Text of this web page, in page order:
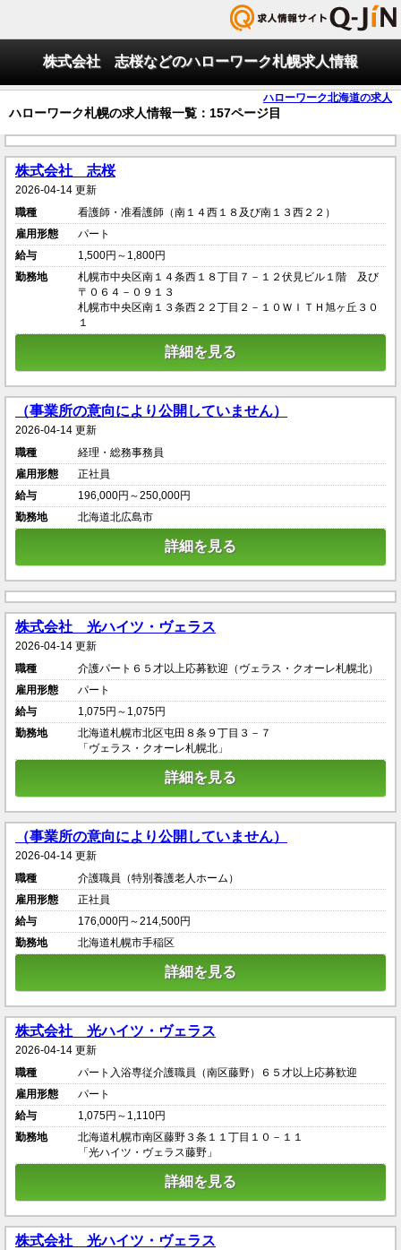
株式会社 志桜などのハローワーク札幌求人情報
ハローワーク北海道の求人
ハローワーク札幌の求人情報一覧：157ページ目
株式会社 志桜
2026-04-14 更新
職種
看護師・准看護師（南１４西１８及び南１３西２２）
雇用形態
パート
給与
1,500円～1,800円
勤務地
札幌市中央区南１４条西１８丁目７－１２伏見ビル１階 及び
〒０６４－０９１３
札幌市中央区南１３条西２２丁目２－１０ＷＩＴＨ旭ヶ丘３０
１
詳細を見る
（事業所の意向により公開していません）
2026-04-14 更新
職種
経理・総務事務員
雇用形態
正社員
給与
196,000円～250,000円
勤務地
北海道北広島市
詳細を見る
株式会社 光ハイツ・ヴェラス
2026-04-14 更新
職種
介護パート６５才以上応募歓迎（ヴェラス・クオーレ札幌北）
雇用形態
パート
給与
1,075円～1,075円
勤務地
北海道札幌市北区屯田８条９丁目３－７
「ヴェラス・クオーレ札幌北」
詳細を見る
（事業所の意向により公開していません）
2026-04-14 更新
職種
介護職員（特別養護老人ホーム）
雇用形態
正社員
給与
176,000円～214,500円
勤務地
北海道札幌市手稲区
詳細を見る
株式会社 光ハイツ・ヴェラス
2026-04-14 更新
職種
パート入浴専従介護職員（南区藤野）６５才以上応募歓迎
雇用形態
パート
給与
1,075円～1,110円
勤務地
北海道札幌市南区藤野３条１１丁目１０－１１
「光ハイツ・ヴェラス藤野」
詳細を見る
株式会社 光ハイツ・ヴェラス